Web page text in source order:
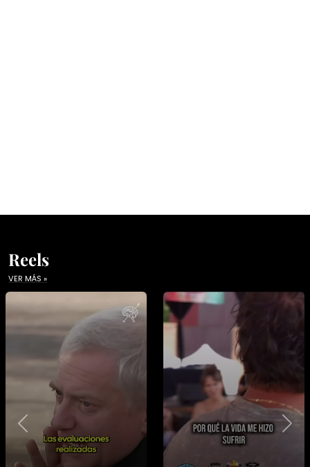
Reels
VER MÁS »
Previous